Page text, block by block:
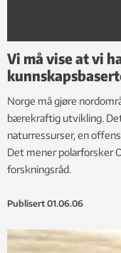
Vi må vise at vi
Norge må gjøre
bærekraftig utvikling.
naturressurser, en
Det mener polarforsker
forskningsråd.
Publisert 01.06.06